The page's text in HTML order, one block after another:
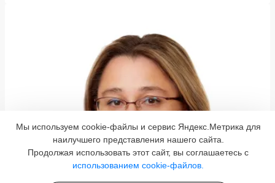
Мы используем cookie-файлы и сервис Яндекс.Метрика для
наилучшего представления нашего сайта.
Продолжая использовать этот сайт, вы соглашаетесь с
использованием cookie-файлов.